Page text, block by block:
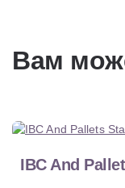
Вам
IBC And